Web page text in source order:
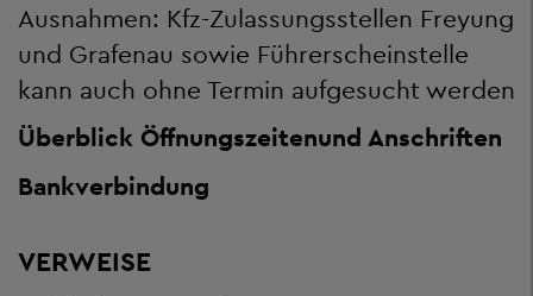
Ausnahmen: Kfz-Zulassungsstellen Freyung
und Grafenau sowie Führerscheinstelle
kann auch ohne Termin aufgesucht werden
Überblick Öffnungszeitenund Anschriften
Bankverbindung
VERWEISE